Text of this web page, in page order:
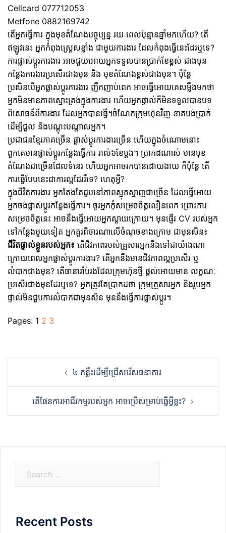
Cellcard 077712053
Metfone 0882169742
តើអ្នកធ្វើការ ក្នុងមុខតំណែងបច្ចុប្បន្ន រយៈពេលប៉ុន្មានឆ្នាំមកហើយ? តើ
ឥឡូវនេះ អ្នកកំពុងស្រេ្តសខ្លាំង ជាមួយការងារ ដែលកំពុងធ្វើនេះដែរឬទេ?​
ការផ្លាស់ប្តូរការងារ អាចជួយអោយអ្នកទទួលបានប្រាក់ខែខ្ពស់ ជាងមុន
កន្លែងការងារប្រសើរជាងមុន និង មុខតំណែងខ្ពស់ជាងមុន។ ប៉ុន្តែ
ប្រសិនបើអ្នកផ្លាស់ប្តូរការងារ ញឹកញាប់ពេក អាចធ្វើអោយគេសម្លឹងមកថា
អ្នកមិនមានភាពស្មោះត្រង់ក្នុងការងារ ហើយអ្នកផ្ទាល់ក៏មិនទទួលបានបទ
ពិសោធន៏ពីការងារ ដែលអ្នកបានធ្វើ។ចំណែកក្រុមហ៊ុនវិញ ខាតបង់ប្រាក់
ដើម្បីជួល និងបណ្តុះបណ្តាលអ្នក។
ប្រជាជនខ្មែរភាគច្រើន ផ្លាស់ប្តូរការងារច្រើន ហើយក្នុងចំណោមនោះ
ពួកគេមានផ្លាស់ប្តូរកន្លែងធ្វើការ រាល់៦ខែម្តង។ ប្រាកដណាស់ មានមុខ
តំណែងជាច្រើនដែលទំនេរ ហើយអ្នកអាចរកបានដោយងាយ ក៏ប៉ុន្តែ តើ
ការធ្វើបែបនេះជាការល្អដែររឺទេ? ហេតុអ្វី?
ក្នុងជីវិតការងារ អ្នកតែងតែជួបនៅភាពស្មុគស្មាញជាច្រើន ដែលធ្វើអោយ
អ្នកចង់ផ្លាស់ប្តូរកន្លែងធ្វើការ។ ចូរអ្នកកុំសម្រេចចិត្តលឿនពេក ព្រោះការ
សម្រេចចិត្តនេះ អាចនឹងធ្វើអោយអ្នកស្តាយក្រោយ។ មុនផ្ញើរ CV របស់អ្នក
ទៅកន្លែងមួយទៀត អ្នកគួរពិចារណាលើចំណុចខាងក្រោម ជាមុនសិន៖​
ជីវិតផ្ទាល់ខ្លួនរបស់អ្នក៖ តើជីវភាពរបស់គ្រួសារអ្នកនឹងទៅជាយ៉ាងណា
ក្រោយពេលអ្នកផ្លាស់ប្តូរការងារ?​ តើអ្នកនឹងមានជីវភាពល្អប្រសើរ ឬ
លំបាកជាងមុន?​ តើធានារ៉ាប់រងដែលក្រុមហ៊ុនថ្មី ផ្តល់អោយមាន លក្ខណៈ
ប្រសើរជាងមុនដែរឬទេ?​ អ្នកត្រូវតែប្រាកដថា ក្រុមគ្រួសារអ្នក និងរូបអ្នក
ផ្ទាល់មិនជួបការលំបាកជាមុនសិន មុននឹងធ្វើការផ្លាស់ប្តូរ។
Pages: 1 2 3
navigation ៤ គន្លឹះដើម្បីជ្រើសរើសធនាគារ
តើផែនការអាជីវកម្មរបស់អ្នក អាចប្រើសម្រាប់ធ្វើអ្វីខ្លះ?
c
Recent Posts